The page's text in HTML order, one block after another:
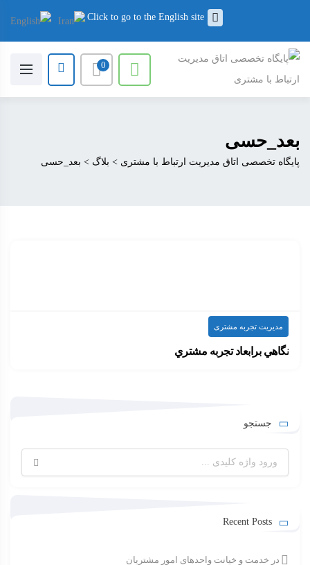
Click to go to the English site
0
بعد_حسی
پایگاه تخصصی اتاق مدیریت ارتباط با مشتری > بلاگ > بعد_حسی
مدیریت تجربه مشتری
نگاهي برابعاد تجربه مشتري
جستجو
برای:
Recent Posts
در خدمت و خیانت واحدهای امور مشتریان